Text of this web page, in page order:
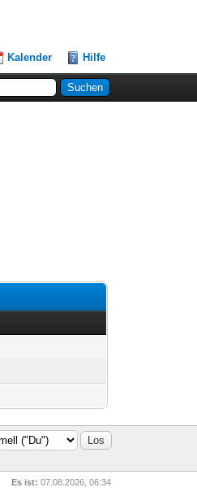
Kalender Hilfe
Es ist: 07.08.2026, 06:34